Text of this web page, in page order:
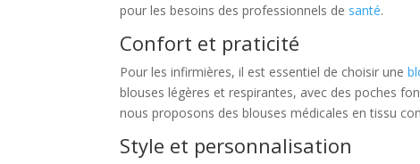
pour les besoins des professionnels de santé.
Confort et praticité
Pour les infirmières, il est essentiel de choisir une
blouses légères et respirantes, avec des poches
nous proposons des blouses médicales en tissu
Style et personnalisation